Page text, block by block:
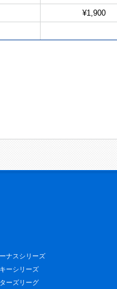
¥1,900
ナスシリーズ
ーシリーズ
ーズリーグ